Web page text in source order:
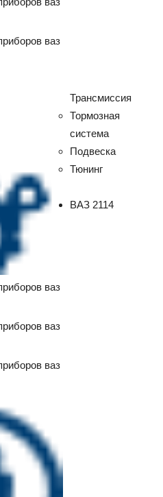
Трансмиссия
Тормозная
система
Подвеска
Тюнинг
ВАЗ 2114